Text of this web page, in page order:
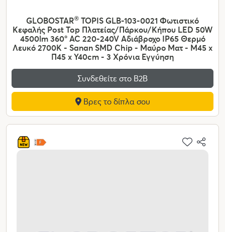
GLOBOSTAR® TOPIS GLB-103-0021 Φωτιστικό
Κεφαλής Post Top Πλατείας/Πάρκου/Κήπου LED 50W
4500lm 360° AC 220-240V Αδιάβροχο IP65 Θερμό
Λευκό 2700K - Sanan SMD Chip - Μαύρο Ματ - Μ45 x
Π45 x Υ40cm - 3 Χρόνια Εγγύηση
Συνδεθείτε στο Β2Β
Βρες το δίπλα σου